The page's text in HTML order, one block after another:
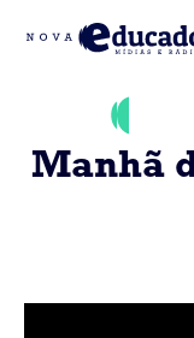
Manhã